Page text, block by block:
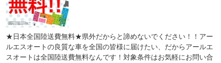
★日本全国陸送費無料★県外だからと諦めないでください！！アー
ルエスオートの良質な車を全国の皆様に届けたい、だからアールエ
スオートは全国陸送費無料なんです！対象条件はお気軽にお問い合